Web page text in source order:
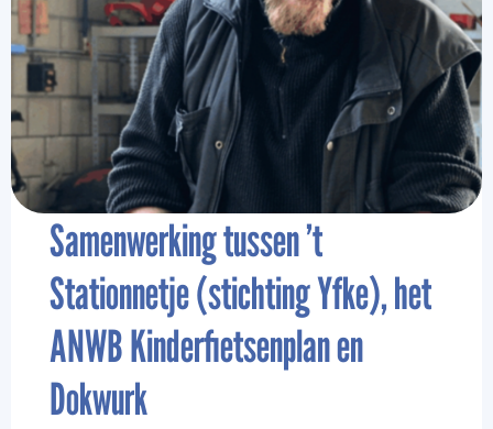
Samenwerking tussen ’t
Stationnetje (stichting Yfke), het
ANWB Kinderfietsenplan en
Dokwurk